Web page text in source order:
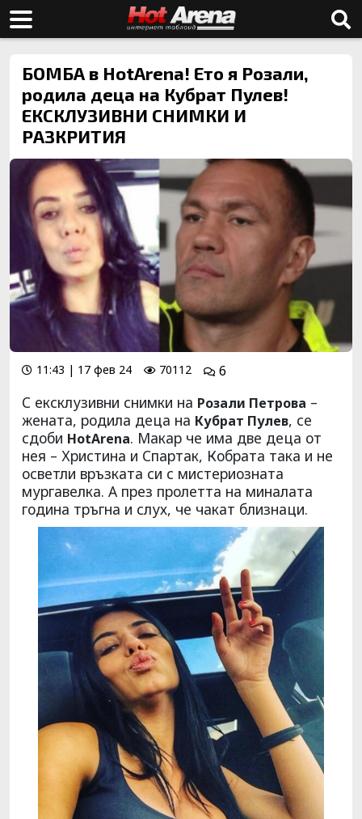
БОМБА в HotArena! Ето я Розали,
родила деца на Кубрат Пулев!
ЕКСКЛУЗИВНИ СНИМКИ И
РАЗКРИТИЯ
11:43 | 17 фев 24 70112 6
С ексклузивни снимки на Розали Петрова –
жената, родила деца на Кубрат Пулев, се
сдоби HotArena. Макар че има две деца от
нея – Христина и Спартак, Кобрата така и не
осветли връзката си с мистериозната
мургавелка. А през пролетта на миналата
година тръгна и слух, че чакат близнаци.